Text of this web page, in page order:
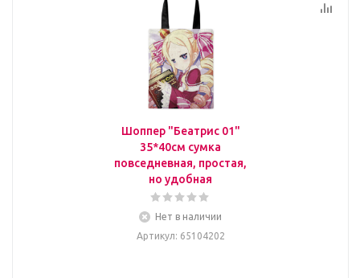
Шоппер "Беатрис 01"
35*40см сумка
повседневная, простая,
но удобная
Нет в наличии
Артикул: 65104202